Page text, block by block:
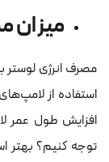
میزان
مصرف انرژی
افزایش طول عمر
توجه کنیم؟ بهتر